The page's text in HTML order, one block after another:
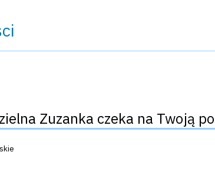
Zuzanka czeka na Twoją